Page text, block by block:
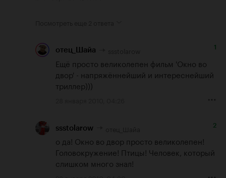
отец_Шайа 1
Ещё просто великолепен фильм 'Окно во
двор' - напряжённейший и интереснейший
триллер)))
ssstolarow 2
о да! Окно во двор просто великолепен!
Головокружение! Птицы! Человек, который
слишком много знал!